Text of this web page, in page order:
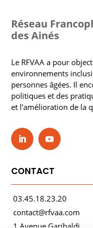
Réseau
des Ainés
Le RFVAA a pour
environnements
personnes âgées. Il
politiques et des
et l'amélioration de la
CONTACT
03.45.18.23.20
contact@rfvaa.com